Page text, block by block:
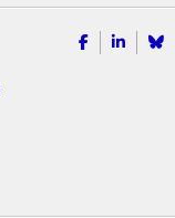
VOLGVIND